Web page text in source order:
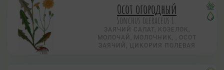
Осот огородный
Sonchus oleraceus L.
ЗАЯЧИЙ САЛАТ, КОЗЕЛОК,
МОЛОЧАЙ, МОЛОЧНИК, , ОСОТ
ЗАЯЧИЙ, ЦИКОРИЯ ПОЛЕВАЯ